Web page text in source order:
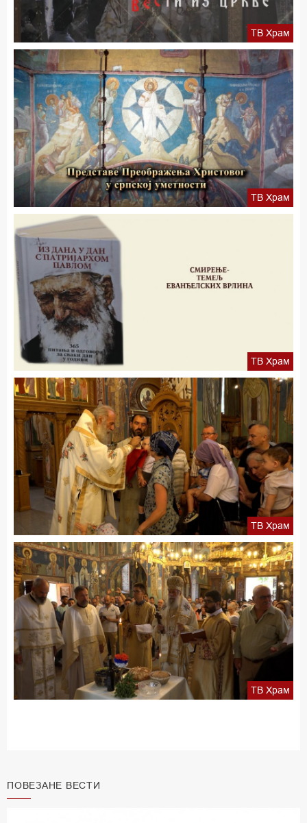
ТВ Храм
ТВ Храм
ТВ Храм
ТВ Храм
ТВ Храм
ПОВЕЗАНЕ ВЕСТИ